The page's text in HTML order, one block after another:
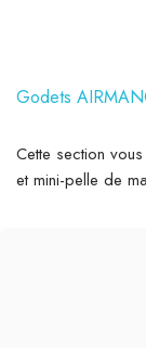
Godets AIRMAN
Cette section
et mini-pelle de